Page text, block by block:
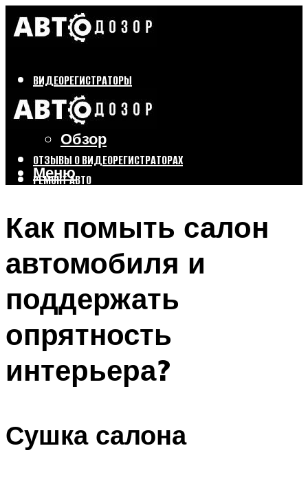
ВИДЕОРЕГИСТРАТОРЫ
Бренды
Выбор
Обзор
ОТЗЫВЫ О ВИДЕОРЕГИСТРАТОРАХ
РЕМОНТ АВТО
Меню
Как помыть салон
автомобиля и
поддержать
опрятность
интерьера?
Сушка салона